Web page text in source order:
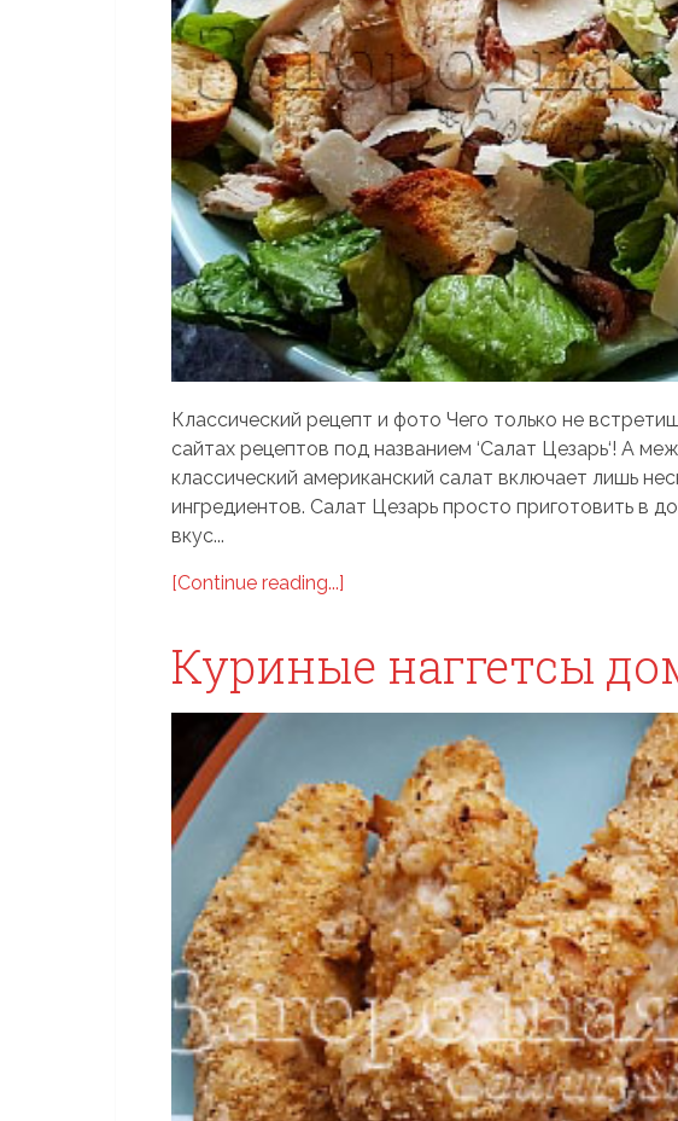
Классический рецепт и фото Чего только не
сайтах рецептов под названием ‘Салат Цезарь‘! А
классический американский салат включает лишь
ингредиентов. Салат Цезарь просто приготовить в
вкус...
[Continue reading...]
Куриные наггетсы